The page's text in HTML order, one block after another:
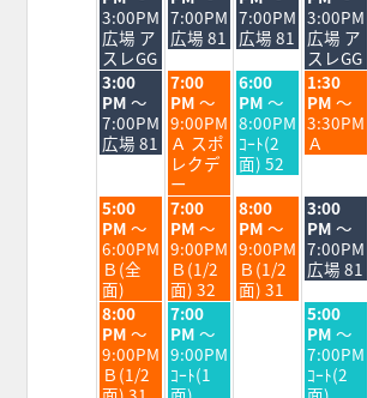
日,
7
月
28th
2026
3:00PM
広場 ア
スレGG
日,
7
月
29th
2026
7:00PM
広場 81
日,
7
月
30th
2026
7:00PM
広場 81
日,
7
月
31st
2026
3:00PM
広場 ア
スレGG
火
曜
日,
7
月
2026
3:00
PM ～
7:00PM
広場 81
水
曜
日,
7
月
29th
2026
7:00
PM ～
9:00PM
Ａ スポ
レクデ
ー
木
曜
日,
7
月
30th
2026
6:00
PM ～
8:00PM
ｺｰﾄ(2
面) 52
金
曜
日,
7
月
2026
1:30
PM ～
3:30PM
Ａ
火
曜
日,
7
月
28th
2026
5:00
PM ～
6:00PM
Ｂ(全
面)
水
曜
日,
7
月
29th
2026
7:00
PM ～
9:00PM
Ｂ(1/2
面) 32
木
曜
日,
7
月
30th
8:00
PM ～
9:00PM
Ｂ(1/2
面) 31
金
曜
日,
7
月
31st
2026
3:00
PM ～
7:00PM
広場 81
火
曜
日,
7
月
8:00
PM ～
9:00PM
Ｂ(1/2
水
曜
日,
7
月
7:00
PM ～
9:00PM
ｺｰﾄ(1
金
曜
日,
7
月
5:00
PM ～
7:00PM
ｺｰﾄ(2